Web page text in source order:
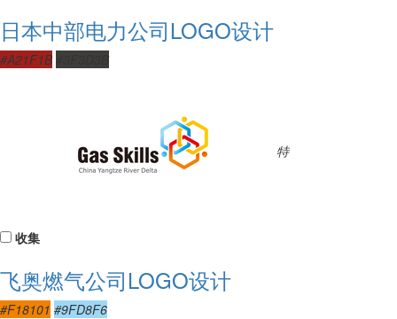
日本中部电力公司LOGO设计
#A21F1B
特
收集
飞奥燃气公司LOGO设计
#F18101 #9FD8F6